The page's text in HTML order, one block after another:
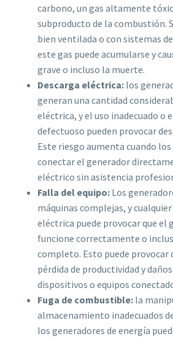
carbono, un gas altamente
subproducto de la combustión.
bien ventilada o con sistemas
este gas puede acumularse y
grave o incluso la muerte.
Descarga eléctrica: los
generan una cantidad
eléctrica, y el uso inadecuado o
defectuoso pueden provocar
Este riesgo aumenta cuando
conectar el generador
eléctrico sin asistencia
Falla del equipo: Los
máquinas complejas, y
eléctrica puede provocar que el
funcione correctamente o
completo. Esto puede provocar
pérdida de productividad y
dispositivos o equipos
Fuga de combustible: la
almacenamiento inadecuados
los generadores de energía